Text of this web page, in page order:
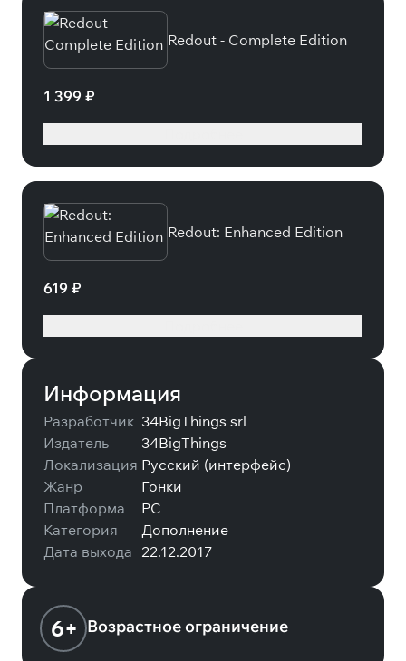
Redout - Complete Edition
1 399 ₽
Redout: Enhanced Edition
619 ₽
Информация
Разработчик 34BigThings srl
Издатель
34BigThings
Локализация Русский (интерфейс)
Жанр
Гонки
Платформа
PC
Категория
Дополнение
Дата выхода 22.12.2017
6+ Возрастное ограничение